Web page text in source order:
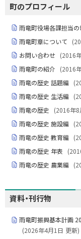
町のプロフィール
雨竜町役場各課担当
雨竜町章について
(
お問い合わせ (2016
雨竜町の紹介
(2016
雨竜の歴史 話題編
(
雨竜の歴史 生活編
(
雨竜の歴史
(2016年8
雨竜の歴史 施設編
(
雨竜の歴史 教育編
(
雨竜の歴史 年表
(
雨竜の歴史 農業編
(
資料・刊行物
雨竜町振興基本計画
(2026年4月1日 更新)